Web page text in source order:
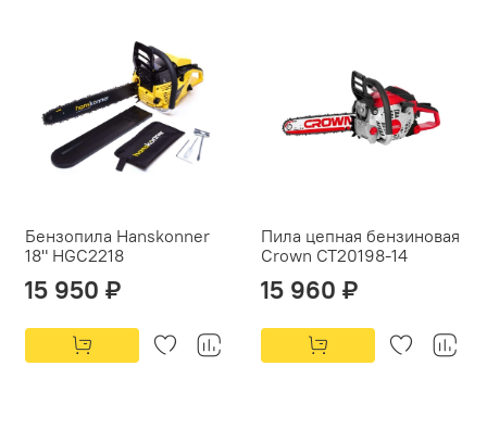
Бензопила Hanskonner
18" HGC2218
15 950 ₽
Пила цепная бензиновая
Crown CT20198-14
15 960 ₽